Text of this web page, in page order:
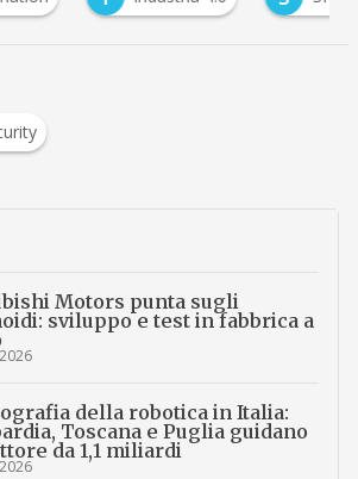
Motors punta sugli
sviluppo e test in fabbrica a
della robotica in Italia:
Toscana e Puglia guidano
da 1,1 miliardi